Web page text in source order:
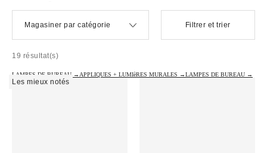
Magasiner par catégorie Filtrer et trier
19 résultat(s)
LAMPES DE BUREAU → APPLIQUES + LUMIèRES MURALES →LAMPES DE BUREAU →
Les mieux notés